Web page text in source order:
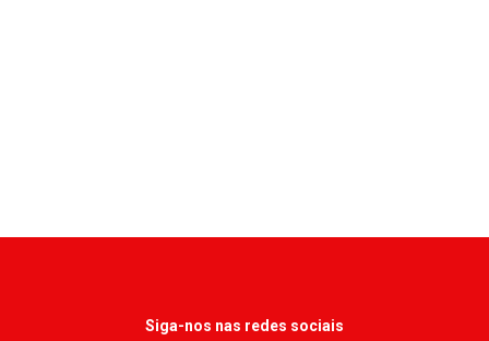
Siga-nos nas redes sociais